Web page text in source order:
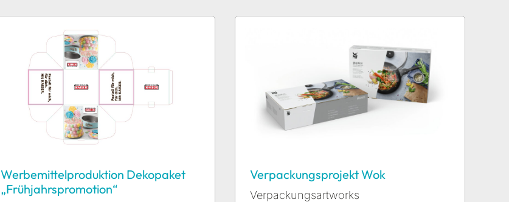
Werbemittelproduktion Dekopaket
„Frühjahrspromotion“
Verpackungsprojekt Wok
Verpackungsartworks